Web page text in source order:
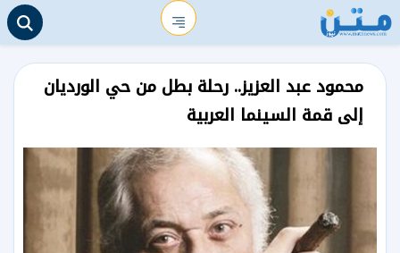
محمود عبد العزيز.. رحلة بطل من حي الورديان
إلى قمة السينما العربية